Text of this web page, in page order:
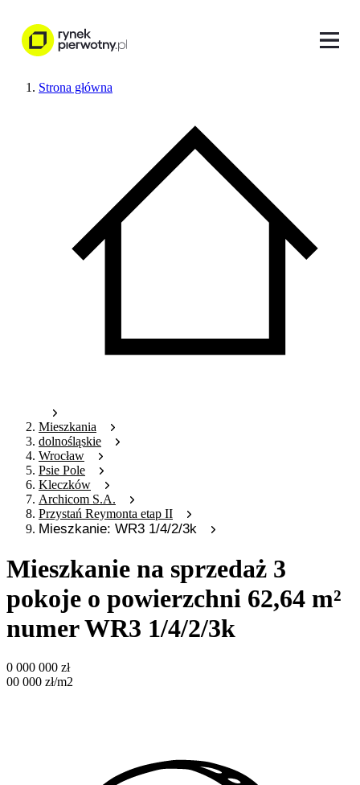
Strona główna
Mieszkania
dolnośląskie
Wrocław
Psie Pole
Kleczków
Archicom S.A.
Przystań Reymonta etap II
Mieszkanie: WR3 1/4/2/3k
Mieszkanie na sprzedaż 3
pokoje o powierzchni 62,64 m²
numer WR3 1/4/2/3k
0 000 000 zł
00 000 zł/m2